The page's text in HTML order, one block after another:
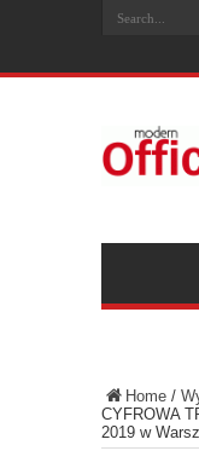
Home /
CYFROWA
2019 w